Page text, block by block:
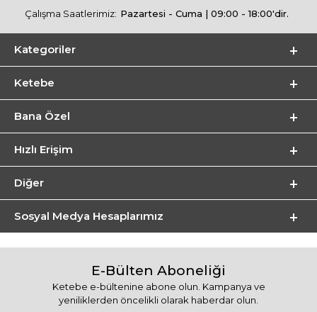
Çalışma Saatlerimiz: Pazartesi - Cuma | 09:00 - 18:00'dir.
Kategoriler
Ketebe
Bana Özel
Hızlı Erişim
Diğer
Sosyal Medya Hesaplarımız
E-Bülten Aboneliği
Ketebe e-bültenine abone olun. Kampanya ve
yeniliklerden öncelikli olarak haberdar olun.